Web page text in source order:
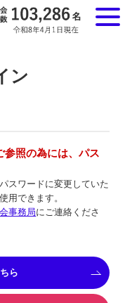
ン
参照の為には、パス
スワードに変更していた
用できます。
事務局にご連絡くださ
ちら